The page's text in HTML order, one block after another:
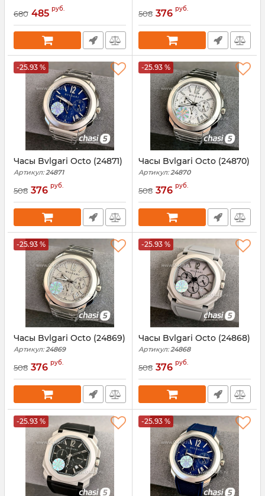
25252
680 485 руб. 508 376 руб.
-25.93 %
Часы Bvlgari Octo (24871)
Артикул: 24871
508 376 руб.
-25.93 %
Часы Bvlgari Octo (24870)
Артикул: 24870
508 376 руб.
-25.93 %
Часы Bvlgari Octo (24869)
Артикул: 24869
508 376 руб.
-25.93 %
Часы Bvlgari Octo (24868)
Артикул: 24868
508 376 руб.
-25.93 % -25.93 %